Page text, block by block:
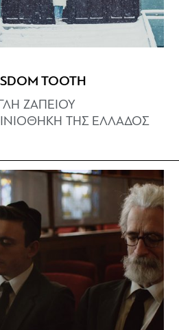
TOOTH
ΖΑΠΕΙΟΥ
ΤΗΣ ΕΛΛΑΔΟΣ